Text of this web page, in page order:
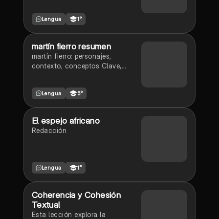
Lengua 1°
martín fierro resumen
martín fierro: personajes,
contexto, conceptos Clave,
Lengua 5°
El espejo africano
Redacción
Lengua 1°
Coherencia y Cohesión
Textual
Esta lección explora la